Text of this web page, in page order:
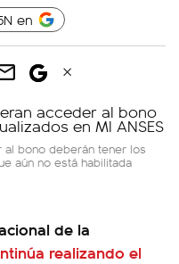
en
bono deberán tener los
aún no está habilitada
de la
realizando el